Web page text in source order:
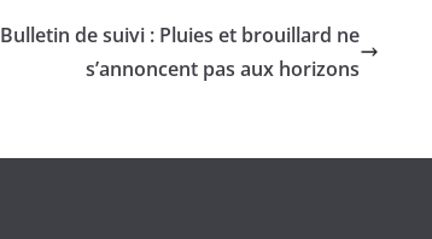
Bulletin de suivi : Pluies et brouillard ne
s’annoncent pas aux horizons